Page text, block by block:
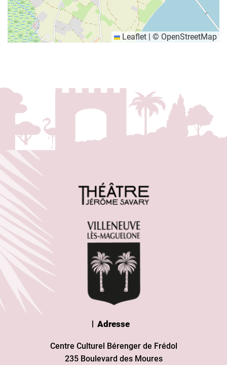
Leaflet | © OpenStreetMap
Adresse
Centre Culturel Bérenger de Frédol
235 Boulevard des Moures